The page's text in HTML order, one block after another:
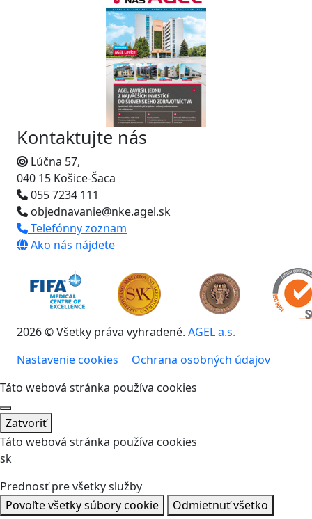
Kontaktujte nás
Lúčna 57,
040 15 Košice-Šaca
055 7234 111
objednavanie@nke.agel.sk
Telefónny zoznam
Ako nás nájdete
2026 © Všetky práva vyhradené. AGEL a.s.
Nastavenie cookies
Ochrana osobných údajov
Táto webová stránka používa cookies
Zatvoriť
Táto webová stránka používa cookies
sk
Prednosť pre všetky služby
Povoľte všetky súbory cookie
Odmietnuť všetko